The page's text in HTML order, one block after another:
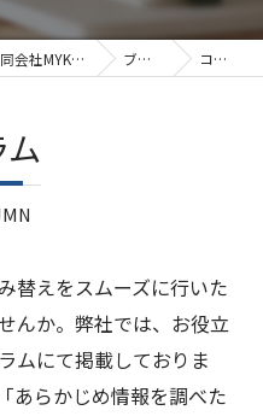
沖縄県沖縄市で不動産売却なら合同会社MYK不動産 ブログ コラム
ム
替えをスムーズに行いた
んか。弊社では、お役立
ムにて掲載しておりま
あらかじめ情報を調べた